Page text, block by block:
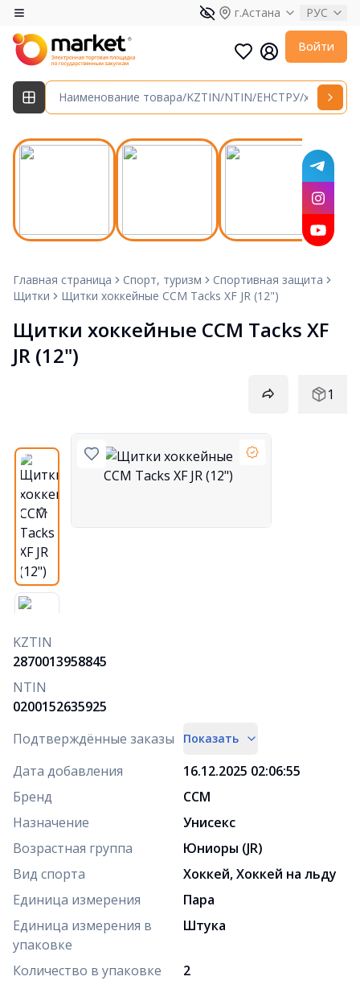
г.Астана РУС
Войти
Главная страница Спорт, туризм
Спортивная защита
Щитки
Щитки хоккейные CCM Tacks XF JR (12")
Щитки хоккейные CCM Tacks XF
JR (12")
1
KZTIN
2870013958845
NTIN
0200152635925
Подтверждённые заказы
Показать
Дата добавления
16.12.2025 02:06:55
Бренд
CCM
Назначение
Унисекс
Возрастная группа
Юниоры (JR)
Вид спорта
Хоккей, Хоккей на льду
Единица измерения
Пара
Единица измерения в
упаковке
Штука
Количество в упаковке 2